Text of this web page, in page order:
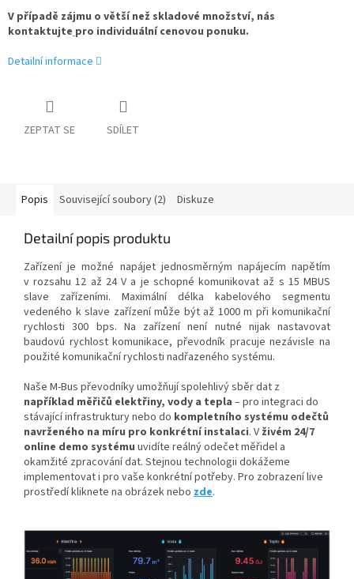
V případě zájmu o větší než skladové množství, nás
kontaktujte pro individuální cenovou ponuku.
Detailní informace
ZEPTAT SE SDÍLET
Popis Související soubory (2) Diskuze
Detailní popis produktu
Zařízení je možné napájet jednosměrným napájecím napětím
v rozsahu 12 až 24 V a je schopné komunikovat až s 15 MBUS
slave zařízeními. Maximální délka kabelového segmentu
vedeného k slave zařízení může být až 1000 m při komunikační
rychlosti 300 bps. Na zařízení není nutné nijak nastavovat
baudovú rychlost komunikace, převodník pracuje nezávisle na
použité komunikační rychlosti nadřazeného systému.
Naše M-Bus převodníky umožňují spolehlivý sběr dat z
například měřičů elektřiny, vody a tepla – pro integraci do
stávající infrastruktury nebo do kompletního systému odečtů
navrženého na míru pro konkrétní instalaci. V živém 24/7
online demo systému uvidíte reálný odečet měřidel a
okamžité zpracování dat. Stejnou technologii dokážeme
implementovat i pro vaše konkrétní potřeby. Pro zobrazení live
prostředí kliknete na obrázek nebo zde.